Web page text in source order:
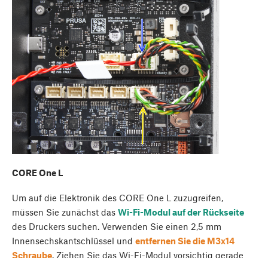
CORE One L
Um auf die Elektronik des CORE One L zuzugreifen,
müssen Sie zunächst das Wi-Fi-Modul auf der Rückseite
des Druckers suchen. Verwenden Sie einen 2,5 mm
Innensechskantschlüssel und entfernen Sie die M3x14
Schraube. Ziehen Sie das Wi-Fi-Modul vorsichtig gerade